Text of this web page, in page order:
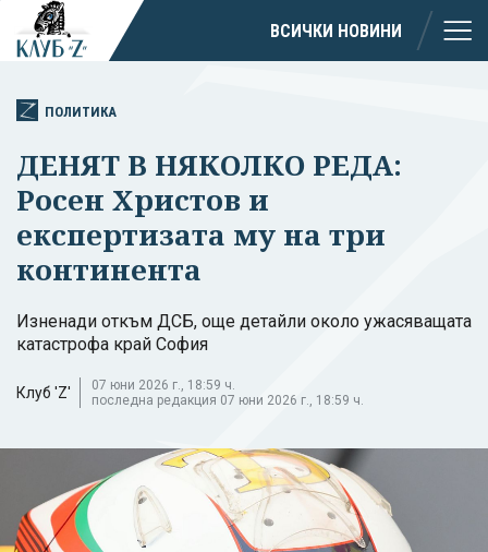
ВСИЧКИ НОВИНИ
ПОЛИТИКА
ДЕНЯТ В НЯКОЛКО РЕДА:
Росен Христов и
експертизата му на три
континента
Изненади откъм ДСБ, още детайли около ужасяващата
катастрофа край София
Клуб 'Z'
07 юни 2026 г., 18:59 ч.
последна редакция 07 юни 2026 г., 18:59 ч.